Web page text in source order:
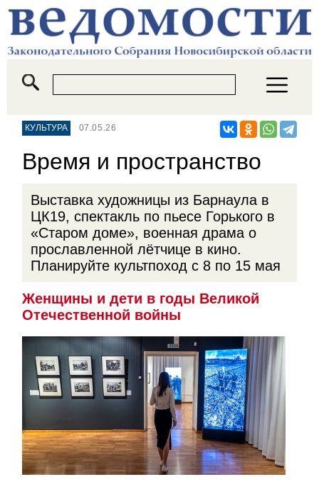
КУЛЬТУРА 07.05.26
Время и пространство
Выставка художницы из Барнаула в
ЦК19, спектакль по пьесе Горького в
«Старом доме», военная драма о
прославленной лётчице в кино.
Планируйте культпоход с 8 по 15 мая
Женщины и дети в годы Великой
Отечественной войны